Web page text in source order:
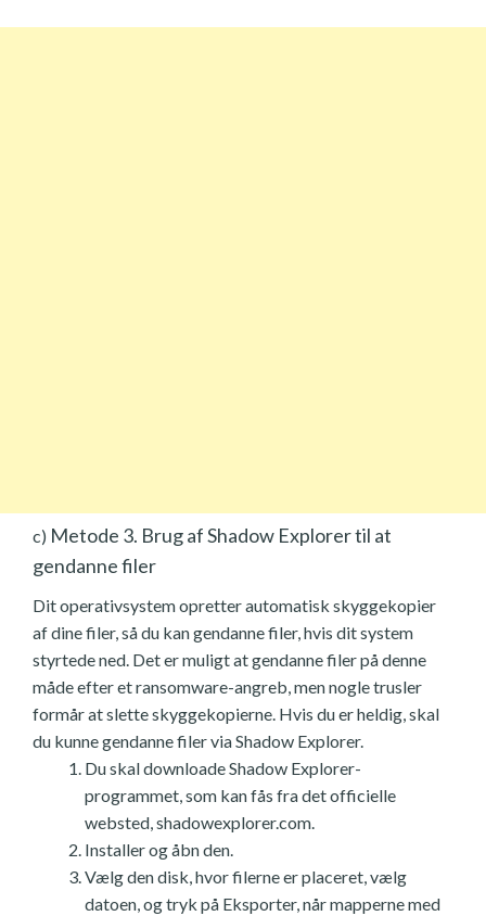
c) Metode 3. Brug af Shadow Explorer til at
gendanne filer
Dit operativsystem opretter automatisk skyggekopier
af dine filer, så du kan gendanne filer, hvis dit system
styrtede ned. Det er muligt at gendanne filer på denne
måde efter et ransomware-angreb, men nogle trusler
formår at slette skyggekopierne. Hvis du er heldig, skal
du kunne gendanne filer via Shadow Explorer.
Du skal downloade Shadow Explorer-
programmet, som kan fås fra det officielle
websted, shadowexplorer.com.
Installer og åbn den.
Vælg den disk, hvor filerne er placeret, vælg
datoen, og tryk på Eksporter, når mapperne med